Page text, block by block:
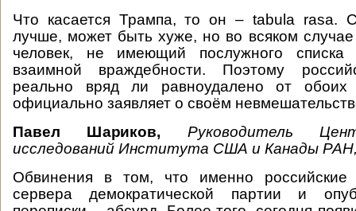
Что касается Трампа, то он – tabula rasa.
лучше, может быть хуже, но во всяком
человек, не имеющий послужного списка
взаимной враждебности. Поэтому
реально вряд ли равноудалено от обоих
официально заявляет о своём
Павел Шариков,
Руководитель
исследований Института США и Канады
Обвинения в том, что именно российские
сервера демократической партии и